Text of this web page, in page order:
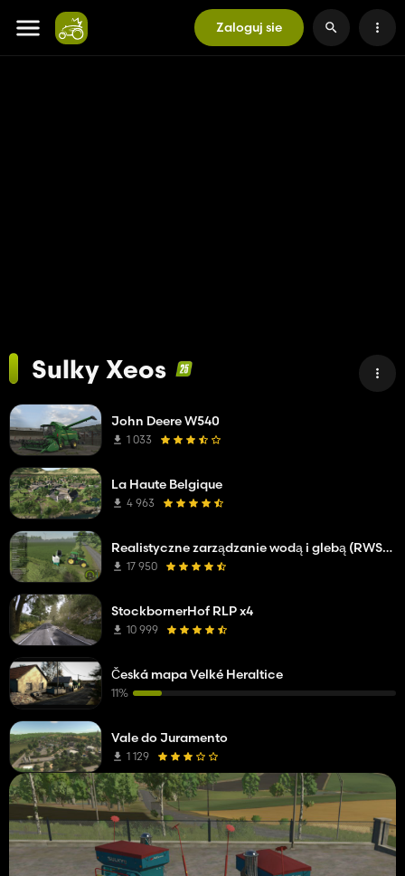
Zaloguj sie
Sulky Xeos
John Deere W540
1 033
La Haute Belgique
4 963
Realistyczne zarządzanie wodą i glebą (RWSM)
17 950
StockbornerHof RLP x4
10 999
Česká mapa Velké Heraltice
11%
Vale do Juramento
1 129